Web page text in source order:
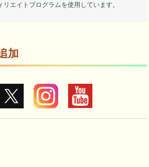
リエイトプログラムを使用しています。
加